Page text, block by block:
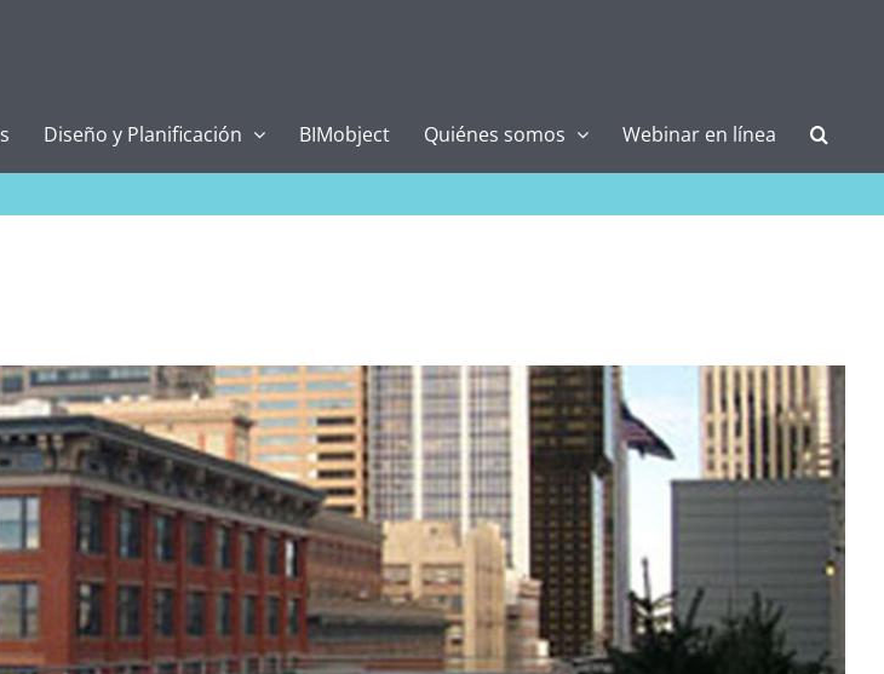
Diseño y Planificación BIMobject Quiénes somos Webinar en línea